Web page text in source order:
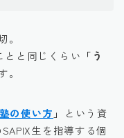
とと同じくらい 「う
。
の使い方 」
という資
生を指導する個